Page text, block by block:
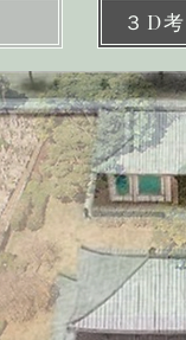
３D